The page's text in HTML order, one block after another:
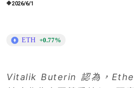
2026/6/1
ETH +0.77%
Vitalik Buterin 認為，